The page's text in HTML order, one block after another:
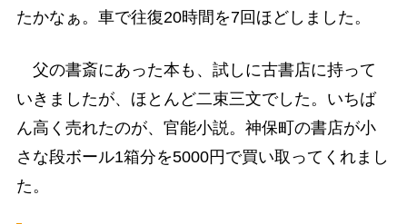
たかなぁ。車で往復20時間を7回ほどしました。
父の書斎にあった本も、試しに古書店に持って
いきましたが、ほとんど二束三文でした。いちば
ん高く売れたのが、官能小説。神保町の書店が小
さな段ボール1箱分を5000円で買い取ってくれまし
た。